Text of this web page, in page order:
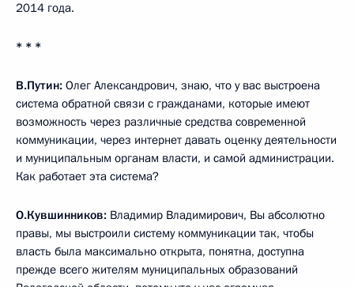
2014 года.
* * *
В.Путин: Олег Александрович, знаю, что у вас выстроена
система обратной связи с гражданами, которые имеют
возможность через различные средства современной
коммуникации, через интернет давать оценку деятельности
и муниципальным органам власти, и самой администрации.
Как работает эта система?
О.Кувшинников: Владимир Владимирович, Вы абсолютно
правы, мы выстроили систему коммуникации так, чтобы
власть была максимально открыта, понятна, доступна
прежде всего жителям муниципальных образований